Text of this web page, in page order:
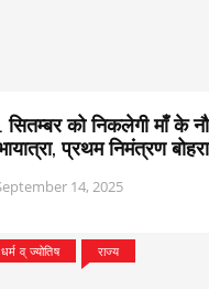
को निकलेगी माँ के
प्रथम निमंत्रण
14, 2025
धर्म व् ज्योतिष राज्य